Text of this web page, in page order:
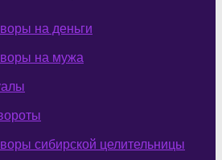
на деньги
на мужа
сибирской целительницы